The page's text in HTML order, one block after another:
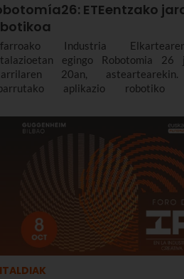
ETEentzako
Industria
egingo Robotomia 26
20an,
aplikazio robotiko
edo nekazaritzarekin